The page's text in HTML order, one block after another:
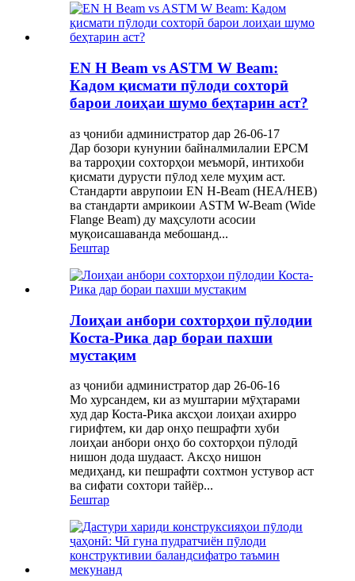
EN H Beam vs ASTM W Beam:
Кадом қисмати пӯлоди сохторӣ
барои лоиҳаи шумо беҳтарин аст?
аз ҷониби администратор дар 26-06-17
Дар бозори кунунии байналмилалии EPCM
ва тарроҳии сохторҳои меъморӣ, интихоби
қисмати дурусти пӯлод хеле муҳим аст.
Стандарти аврупоии EN H-Beam (HEA/HEB)
ва стандарти амрикоии ASTM W-Beam (Wide
Flange Beam) ду маҳсулоти асосии
муқоисашаванда мебошанд...
Бештар
Лоиҳаи анбори сохторҳои пӯлодии
Коста-Рика дар бораи пахши
мустақим
аз ҷониби администратор дар 26-06-16
Мо хурсандем, ки аз муштарии мӯҳтарами
худ дар Коста-Рика аксҳои лоиҳаи ахирро
гирифтем, ки дар онҳо пешрафти хуби
лоиҳаи анбори онҳо бо сохторҳои пӯлодӣ
нишон дода шудааст. Аксҳо нишон
медиҳанд, ки пешрафти сохтмон устувор аст
ва сифати сохтори тайёр...
Бештар